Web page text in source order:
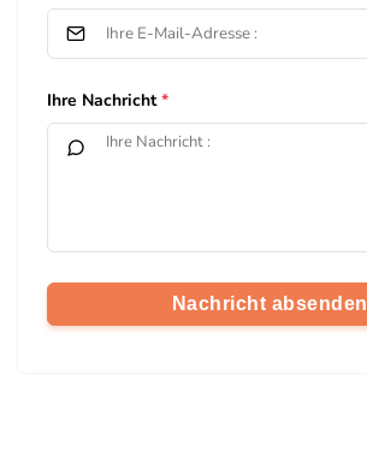
Ihre Nachricht
Nachricht absenden